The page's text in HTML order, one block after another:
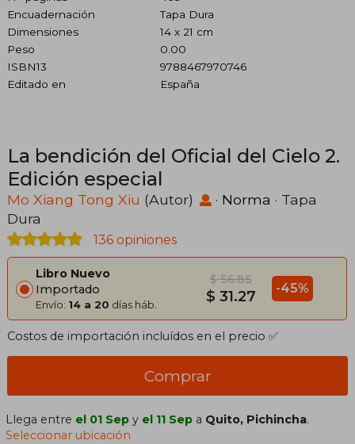
Encuadernación
Tapa Dura
Dimensiones
14 x 21 cm
Peso
0.00
ISBN13
9788467970746
Editado en
España
La bendición del Oficial del Cielo 2.
Edición especial
Mo Xiang Tong Xiu (Autor) · Norma · Tapa
Dura
136 opiniones
Libro Nuevo
Importado
Envío: 14 a 20 días háb.
$ 56.85
$ 31.27 -45%
Costos de importación incluídos en el precio ✅
Comprar
Llega entre el 01 Sep y el 11 Sep a Quito, Pichincha.
Seleccionar ubicación